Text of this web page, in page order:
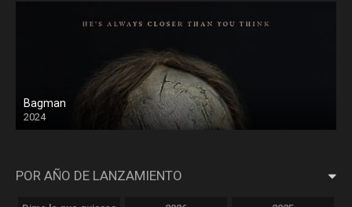
Bagman
2024
POR AÑO DE LANZAMIENTO